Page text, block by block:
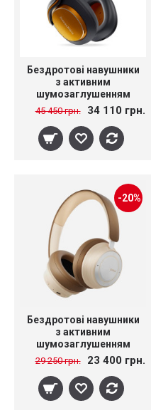
Бездротові навушники
з активним
шумозаглушенням
Bowers & Wilkins Px8 S2
McLaren Edition
45 450 грн. 34 110 грн.
-20%
Бездротові навушники
з активним
шумозаглушенням
DALI IO-8
29 250 грн. 23 400 грн.